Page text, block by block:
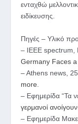
ενταχθώ
ειδίκευσης.
Πηγές – Υλικό
– IEEE spectrum,
Germany Faces
– Athens news,
more
– Εφημερίδα “Τα
γερμανοί
– Εφημερίδα